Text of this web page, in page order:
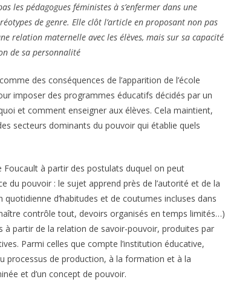
les pédagogues féministes à s’enfermer dans une
de genre. Elle clôt l’article en proposant non pas
relation maternelle avec les élèves, mais sur sa capacité
de sa personnalité
des conséquences de l’apparition de l’école
imposer des programmes éducatifs décidés par un
et comment enseigner aux élèves. Cela maintient,
secteurs dominants du pouvoir qui établie quels
Foucault à partir des postulats duquel on peut
du pouvoir : le sujet apprend près de l’autorité et de la
d’habitudes et de coutumes incluses dans
contrôle tout, devoirs organisés en temps limités…)
partir de la relation de savoir-pouvoir, produites par
Parmi celles que compte l’institution éducative,
processus de production, à la formation et à la
et d’un concept de pouvoir.